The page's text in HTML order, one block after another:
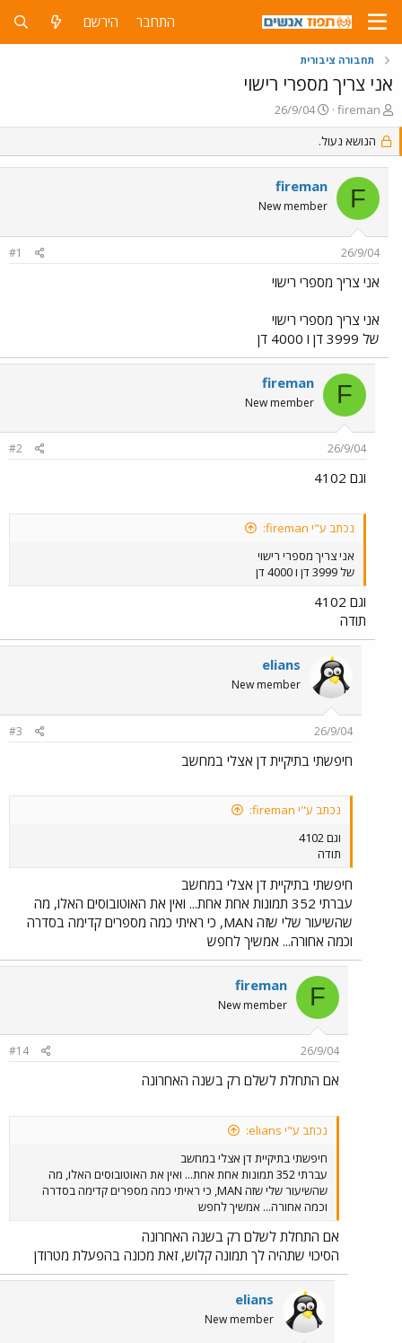
התחבר הירשם
תחבורה ציבורית
אני צריך מספרי רישוי
פ
ו
ת
ח
נ
ו
א
fireman
פ
ו
ס
ב
ת
ר
26/9/04
הנושא נעול.
F
fireman
New member
26/9/04
#1
אני צריך מספרי רישוי
אני צריך מספרי רישוי
של 3999 דן ו 4000 דן
F
fireman
New member
26/9/04
#2
וגם 4102
נכתב ע"י fireman:
אני צריך מספרי רישוי
של 3999 דן ו 4000 דן
וגם 4102
תודה
elians
New member
26/9/04
#3
חיפשתי בתיקיית דן אצלי במחשב
נכתב ע"י fireman:
וגם 4102
תודה
חיפשתי בתיקיית דן אצלי במחשב
עברתי 352 תמונות אחת אחת... ואין את האוטובוסים האלו, מה
שהשיעור שלי שזה MAN, כי ראיתי כמה מספרים קדימה בסדרה
וכמה אחורה... אמשיך לחפש
F
fireman
New member
26/9/04
#14
אם התחלת לשלם רק בשנה האחרונה
נכתב ע"י elians:
חיפשתי בתיקיית דן אצלי במחשב
עברתי 352 תמונות אחת אחת... ואין את האוטובוסים האלו, מה
שהשיעור שלי שזה MAN, כי ראיתי כמה מספרים קדימה בסדרה
וכמה אחורה... אמשיך לחפש
אם התחלת לשלם רק בשנה האחרונה
הסיכוי שתהיה לך תמונה קלוש, זאת מכונה בהפעלת מטרודן
elians
New member